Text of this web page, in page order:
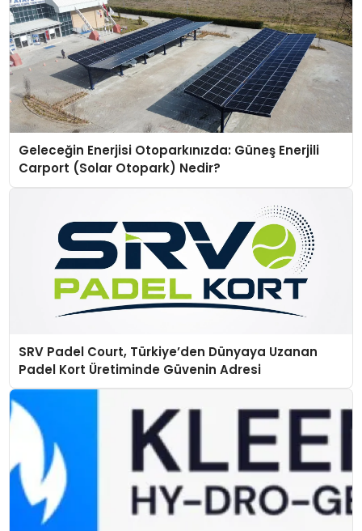
Geleceğin Enerjisi Otoparkınızda: Güneş Enerjili
Carport (Solar Otopark) Nedir?
SRV Padel Court, Türkiye’den Dünyaya Uzanan
Padel Kort Üretiminde Güvenin Adresi